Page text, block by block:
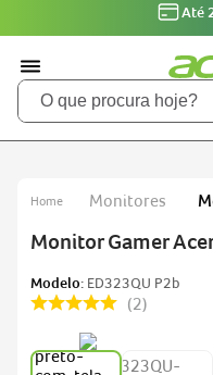
Até
O que procura hoje?
TERMOS MAIS BUSCADOS
aspire 5
4 nitro 5
6 nitro v15
Monitores
Monitor Gamer
Modelo: ED323QU P2b
2